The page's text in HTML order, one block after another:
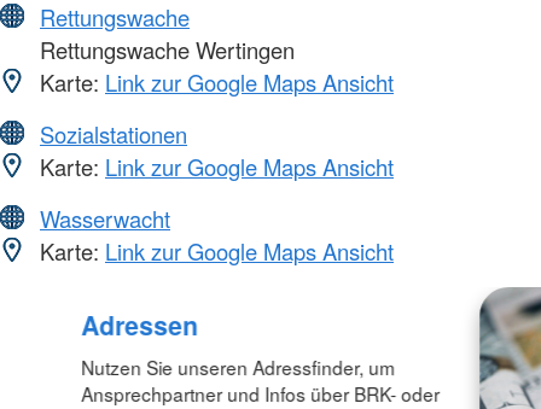
Rettungswache
Rettungswache Wertingen
Karte: Link zur Google Maps Ansicht
Sozialstationen
Karte: Link zur Google Maps Ansicht
Wasserwacht
Karte: Link zur Google Maps Ansicht
Adressen
Nutzen Sie unseren Adressfinder, um
Ansprechpartner und Infos über BRK- oder